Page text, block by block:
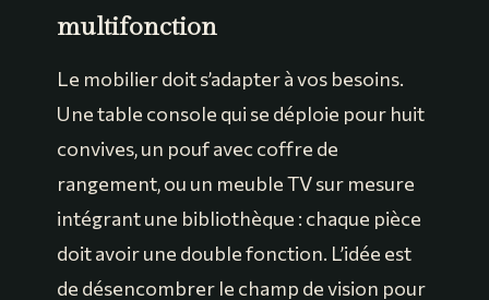
multifonction
Le mobilier doit s’adapter à vos besoins.
Une table console qui se déploie pour huit
convives, un pouf avec coffre de
rangement, ou un meuble TV sur mesure
intégrant une bibliothèque : chaque pièce
doit avoir une double fonction. L’idée est
de désencombrer le champ de vision pour